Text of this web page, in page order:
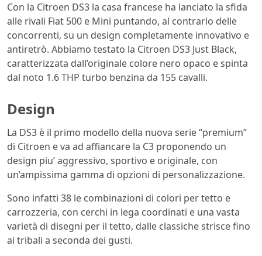
Con la Citroen DS3 la casa francese ha lanciato la sfida
alle rivali Fiat 500 e Mini puntando, al contrario delle
concorrenti, su un design completamente innovativo e
antiretrò. Abbiamo testato la Citroen DS3 Just Black,
caratterizzata dall’originale colore nero opaco e spinta
dal noto 1.6 THP turbo benzina da 155 cavalli.
Design
La DS3 è il primo modello della nuova serie “premium”
di Citroen e va ad affiancare la C3 proponendo un
design piu’ aggressivo, sportivo e originale, con
un’ampissima gamma di opzioni di personalizzazione.
Sono infatti 38 le combinazioni di colori per tetto e
carrozzeria, con cerchi in lega coordinati e una vasta
varietà di disegni per il tetto, dalle classiche strisce fino
ai tribali a seconda dei gusti.